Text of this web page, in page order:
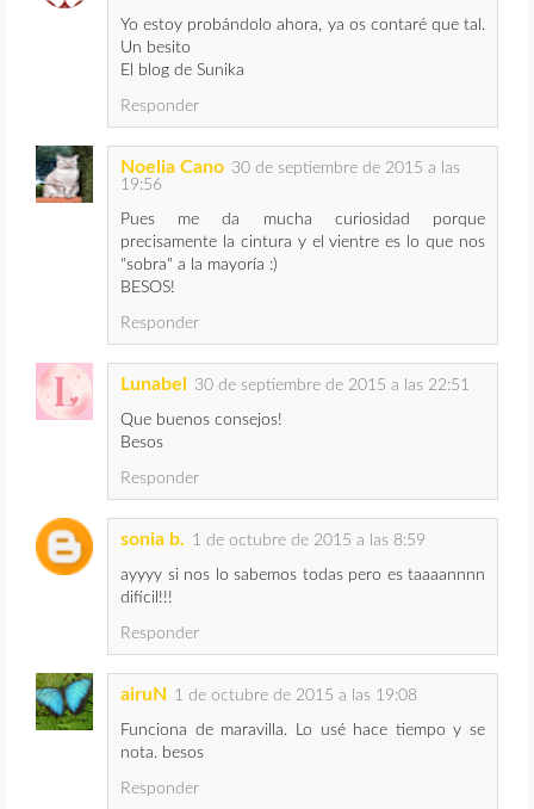
Yo estoy probándolo ahora, ya os contaré que tal.
Un besito
El blog de Sunika
Responder
Noelia Cano 30 de septiembre de 2015 a las
19:56
Pues me da mucha curiosidad porque
precisamente la cintura y el vientre es lo que nos
"sobra" a la mayoría :)
BESOS!
Responder
Lunabel 30 de septiembre de 2015 a las 22:51
Que buenos consejos!
Besos
Responder
sonia b. 1 de octubre de 2015 a las 8:59
ayyyy si nos lo sabemos todas pero es taaaannnn
difícil!!!
Responder
airuN 1 de octubre de 2015 a las 19:08
Funciona de maravilla. Lo usé hace tiempo y se
nota. besos
Responder